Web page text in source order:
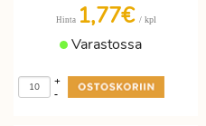
Hinta 1,77€ / kpl
Varastossa
-
+